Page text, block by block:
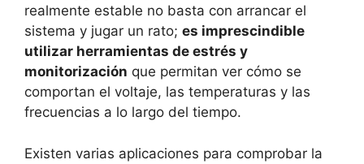
realmente estable no basta con arrancar el
sistema y jugar un rato; es imprescindible
utilizar herramientas de estrés y
monitorización que permitan ver cómo se
comportan el voltaje, las temperaturas y las
frecuencias a lo largo del tiempo.
Existen varias aplicaciones para comprobar la